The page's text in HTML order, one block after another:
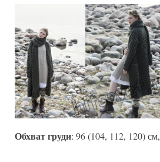
Обхват груди: 96 (104, 112, 120) см,